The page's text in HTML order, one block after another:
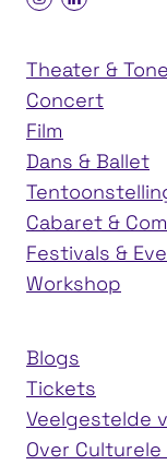
Theater &
Concert
Film
Dans & Ballet
Cabaret &
Festivals &
Workshop
Blogs
Tickets
Veelgestelde
Over